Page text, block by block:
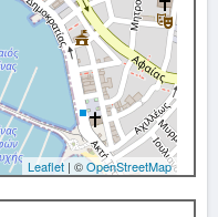
Leaflet | ©OpenStreetMap